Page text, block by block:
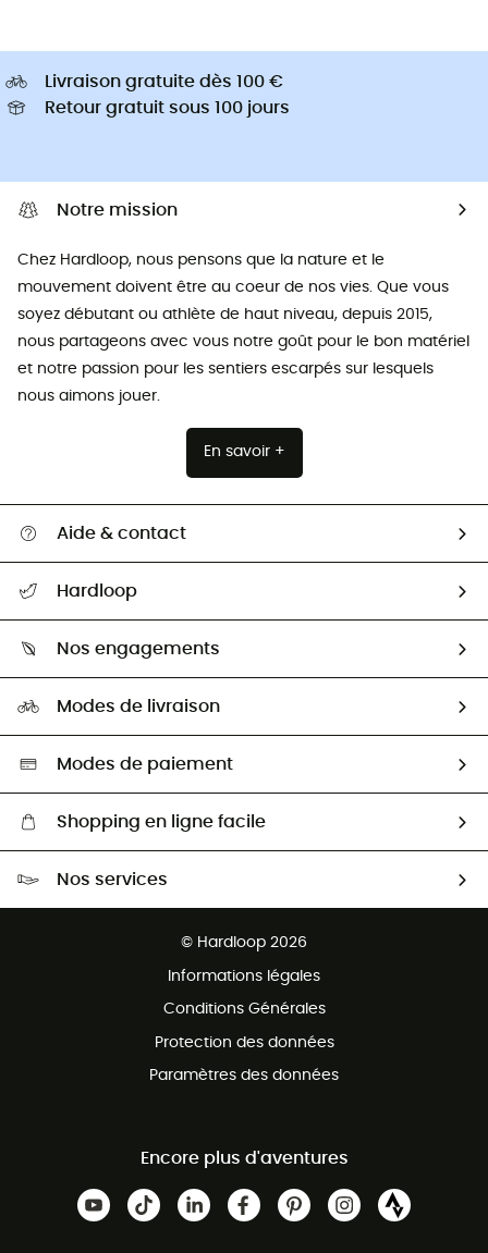
Livraison gratuite dès 100 €
Retour gratuit sous 100 jours
Notre mission
Chez Hardloop, nous pensons que la nature et le
mouvement doivent être au coeur de nos vies. Que vous
soyez débutant ou athlète de haut niveau, depuis 2015,
nous partageons avec vous notre goût pour le bon matériel
et notre passion pour les sentiers escarpés sur lesquels
nous aimons jouer.
En savoir +
Aide & contact
Retour & remboursement
Guide des tailles
Seconde Main
Aide & Contact
Hardloop
HardGuides
Nos engagements
Sélection éco-responsable
Modes de livraison
Modes de paiement
Shopping en ligne facile
Nos services
© Hardloop 2026
Informations légales
Conditions Générales
Protection des données
Paramètres des données
Encore plus d'aventures